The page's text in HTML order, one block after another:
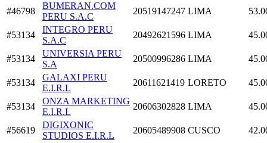
#46798
BUMERAN.COM
PERU S.A.C
20519147247 LIMA
#53134
INTEGRO PERU
S.A.C
20492621596 LIMA
#53134
UNIVERSIA PERU
S.A
20500996286 LIMA
#53134
GALAXI PERU
E.I.R.L
20611621419 LORETO
#53134
ONZA MARKETING
E.I.R.L
20606302828 LIMA
#56619
DIGIXONIC
STUDIOS E.I.R.L
20605489908 CUSCO